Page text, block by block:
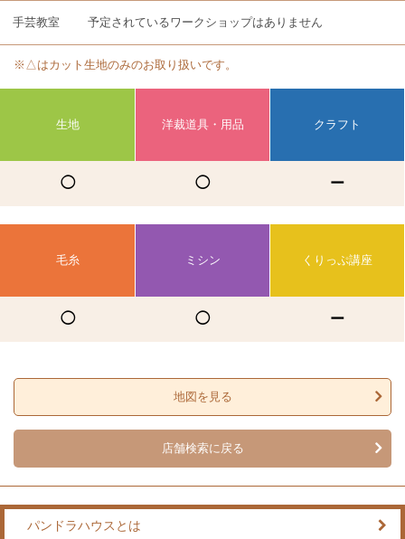
手芸教室 予定されているワークショップはありません
※△はカット生地のみのお取り扱いです。
生地 洋裁道具・用品 クラフト
◯ ◯ ー
毛糸 ミシン くりっぷ講座
◯ ◯ ー
地図を見る
店舗検索に戻る
パンドラハウスとは